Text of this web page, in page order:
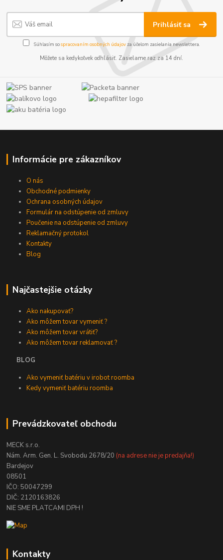
Prihlásiť sa
Súhlasím sospracovaním osobných údajov za účelom zasielania newslettera.
Môžete sa kedykoľvek odhlásiť. Zasielame raz za 14 dní.
Informácie pre zákazníkov
O nás
Obchodné podmienky
Ochrana osobných údajov
Formulár na odstúpenie od zmluvy
Poučenie na odstúpenie od zmluvy
Reklamačný protokol
Kontakty
Blog
Najčastejšie otázky
Ako nakupovať?
Ako môžem tovar vymeniť ?
Ako môžem tovar vrátiť?
Ako môžem tovar reklamovať ?
BLOG
Ako vymeniť batériu v irobot roomba
Kedy vymeniť batériu roomba
Prevádzkovateľ obchodu
MECK s.r.o.
Nám. Arm. Gen. L. Svobodu 2678/20 (na adrese nie je predajňa!)
Bardejov
08501
IČO: 50047299
DIČ: 2120163826
NIE SME PLATCAMI DPH !
Kontakty